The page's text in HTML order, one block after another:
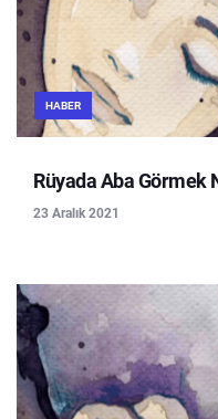
HABER
Rüyada Aba Görmek
23 Aralık 2021